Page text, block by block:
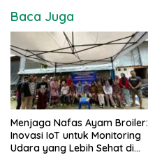
Baca Juga
Menjaga Nafas Ayam Broiler:
Inovasi IoT untuk Monitoring
Udara yang Lebih Sehat di